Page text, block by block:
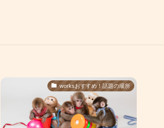
worksおすすめ！話題の場所